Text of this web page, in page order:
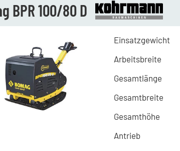
BPR 100/80 D
Einsatzgewicht
Arbeitsbreite
Gesamtlänge
Gesamtbreite
Gesamthöhe
Antrieb